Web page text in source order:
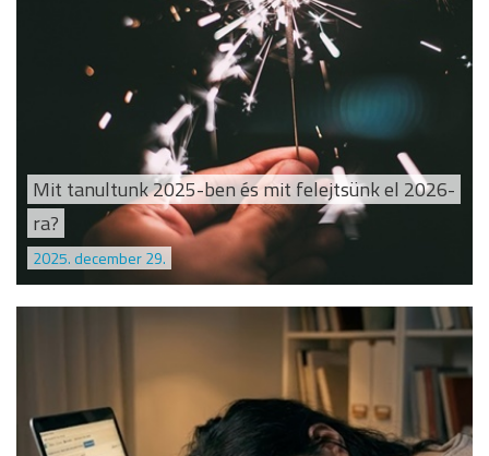
Mit tanultunk 2025-ben és mit felejtsünk el 2026-
ra?
2025. december 29.